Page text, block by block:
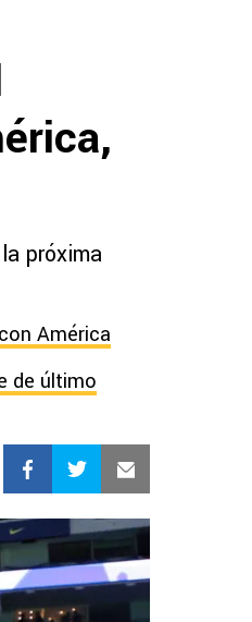
próxima
América
de último